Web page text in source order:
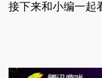
接下来和小编一起